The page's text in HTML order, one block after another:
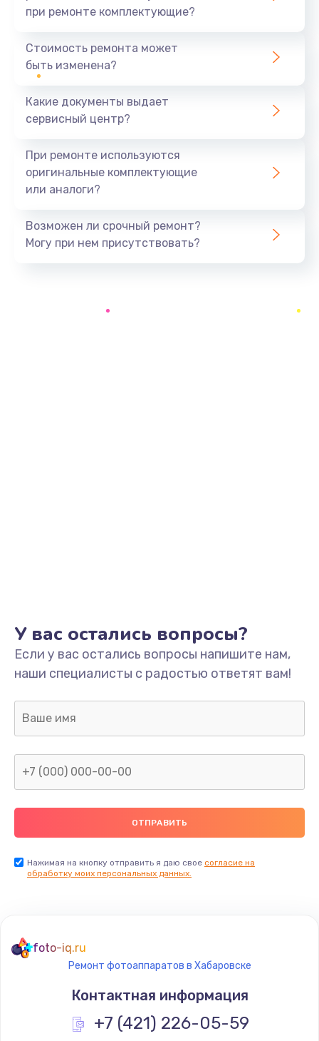
1950 руб.
Замена дренажа
Ремонт ТЭНа
Заказать
Замена мультиклапана
3000 руб.
Заказать
Ремонт двигателя кофемолки
1000 руб.
Заказать
Ремонт платы управления
3500 руб.
Заказать
при ремонте комплектующие?
Стоимость ремонта может
быть изменена?
Какие документы выдает
сервисный центр?
При ремонте используются
оригинальные комплектующие
или аналоги?
Возможен ли срочный ремонт?
Могу при нем присутствовать?
У вас остались вопросы?
Если у вас остались вопросы напишите нам,
наши специалисты с радостью ответят вам!
Нажимая на кнопку отправить я даю свое согласие на
обработку моих персональных данных.
foto-iq.ru
Ремонт фотоаппаратов в Хабаровске
Контактная информация
+7 (421) 226-05-59